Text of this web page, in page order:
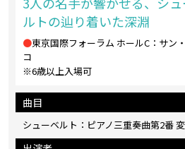
ルトの辿り着いた深淵
●東京国際フォーラム ホールC：サン
コ
※6歳以上入場可
曲目
シューベルト：ピアノ三重奏曲第2番